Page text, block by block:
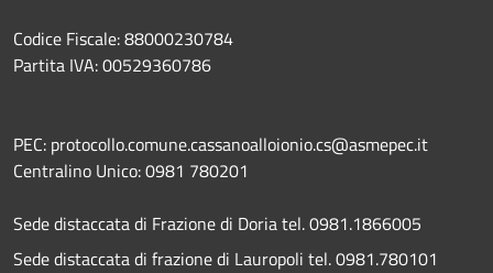
Codice Fiscale: 88000230784
Partita IVA: 00529360786
PEC: protocollo.comune.cassanoalloionio.cs@asmepec.it
Centralino Unico: 0981 780201
Sede distaccata di Frazione di Doria tel. 0981.1866005
Sede distaccata di frazione di Lauropoli tel. 0981.780101